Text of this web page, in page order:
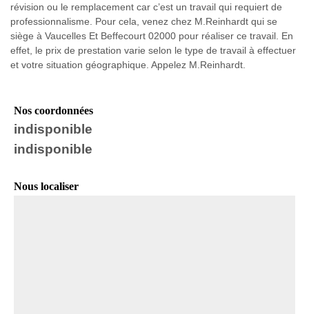
révision ou le remplacement car c’est un travail qui requiert de
professionnalisme. Pour cela, venez chez M.Reinhardt qui se
siège à Vaucelles Et Beffecourt 02000 pour réaliser ce travail. En
effet, le prix de prestation varie selon le type de travail à effectuer
et votre situation géographique. Appelez M.Reinhardt.
Nos coordonnées
indisponible
indisponible
Nous localiser